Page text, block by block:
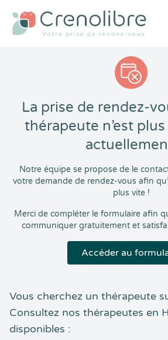
La prise de rendez-
thérapeute n’est
Notre équipe se propose de le
votre demande de rendez-vous afin
plus vite !
Merci de compléter le formulaire afin
communiquer gratuitement et
Accéder au
Vous cherchez un thérapeute
Consultez nos thérapeutes en
disponibles :